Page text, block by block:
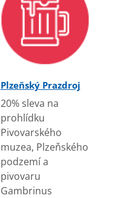
Plzeňský Prazdroj
20% sleva na
prohlídku
Pivovarského
muzea, Plzeňského
podzemí a
pivovaru
Gambrinus